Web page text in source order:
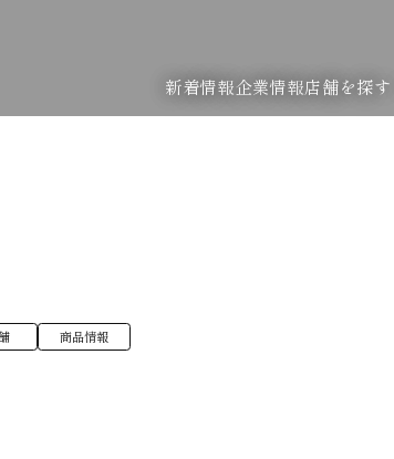
新着情報企業情報店舗を探す
商品情報